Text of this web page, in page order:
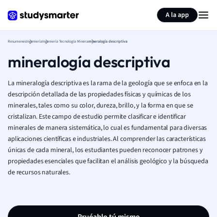
A la app
ResumenesIngenieríaIngeniería Tecnología Mineramineralogía descriptiva
mineralogía descriptiva
La mineralogía descriptiva es la rama de la geología que se enfoca en la
descripción detallada de las propiedades físicas y químicas de los
minerales, tales como su color, dureza, brillo, y la forma en que se
cristalizan. Este campo de estudio permite clasificar e identificar
minerales de manera sistemática, lo cual es fundamental para diversas
aplicaciones científicas e industriales. Al comprender las características
únicas de cada mineral, los estudiantes pueden reconocer patrones y
propiedades esenciales que facilitan el análisis geológico y la búsqueda
de recursos naturales.
Resumir página